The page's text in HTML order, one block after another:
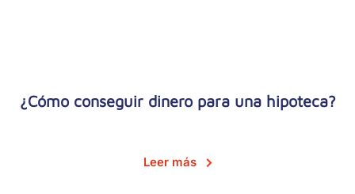
¿Cómo conseguir dinero para una hipoteca?
Leer más